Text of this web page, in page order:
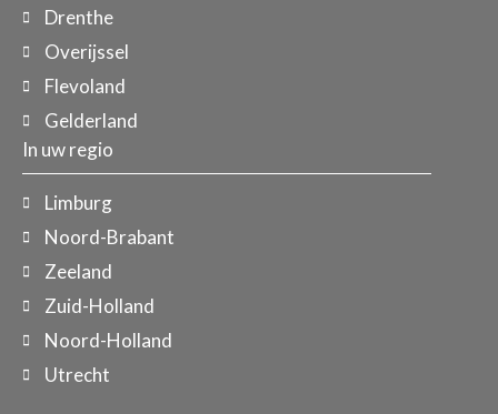
Drenthe
Overijssel
Flevoland
Gelderland
In uw regio
Limburg
Noord-Brabant
Zeeland
Zuid-Holland
Noord-Holland
Utrecht